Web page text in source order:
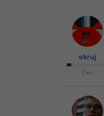
okruj
Člen